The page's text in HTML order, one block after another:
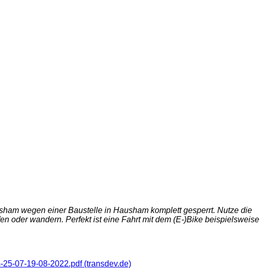
wegen einer Baustelle in Hausham komplett gesperrt. Nutze die
oder wandern. Perfekt ist eine Fahrt mit dem (E-)Bike beispielsweise
07-19-08-2022.pdf (transdev.de)